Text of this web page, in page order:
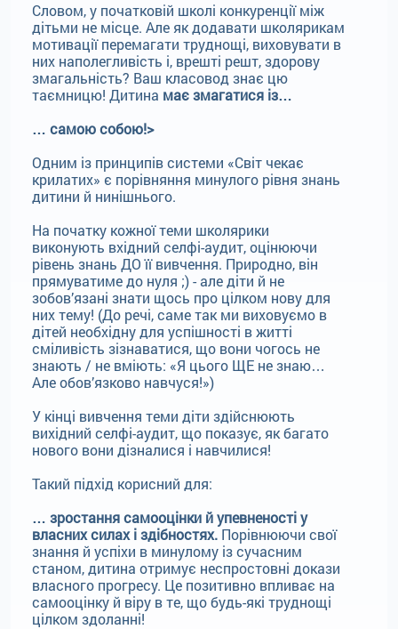
Словом, у початковій школі конкуренції між
дітьми не місце. Але як додавати школярикам
мотивації перемагати труднощі, виховувати в
них наполегливість і, врешті решт, здорову
змагальність? Ваш класовод знає цю
таємницю! Дитина має змагатися із…
… самою собою!>
Одним із принципів системи «Світ чекає
крилатих» є порівняння минулого рівня знань
дитини й нинішнього.
На початку кожної теми школярики
виконують вхідний селфі-аудит, оцінюючи
рівень знань ДО її вивчення. Природно, він
прямуватиме до нуля ;) - але діти й не
зобов’язані знати щось про цілком нову для
них тему! (До речі, саме так ми виховуємо в
дітей необхідну для успішності в житті
сміливість зізнаватися, що вони чогось не
знають / не вміють: «Я цього ЩЕ не знаю…
Але обов’язково навчуся!»)
У кінці вивчення теми діти здійснюють
вихідний селфі-аудит, що показує, як багато
нового вони дізналися і навчилися!
Такий підхід корисний для:
… зростання самооцінки й упевненості у
власних силах і здібностях. Порівнюючи свої
знання й успіхи в минулому із сучасним
станом, дитина отримує неспростовні докази
власного прогресу. Це позитивно впливає на
самооцінку й віру в те, що будь-які труднощі
цілком здоланні!